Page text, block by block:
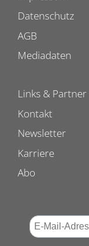
Datenschutz
AGB
Mediadaten
Links & Partner
Kontakt
Newsletter
Karriere
Abo